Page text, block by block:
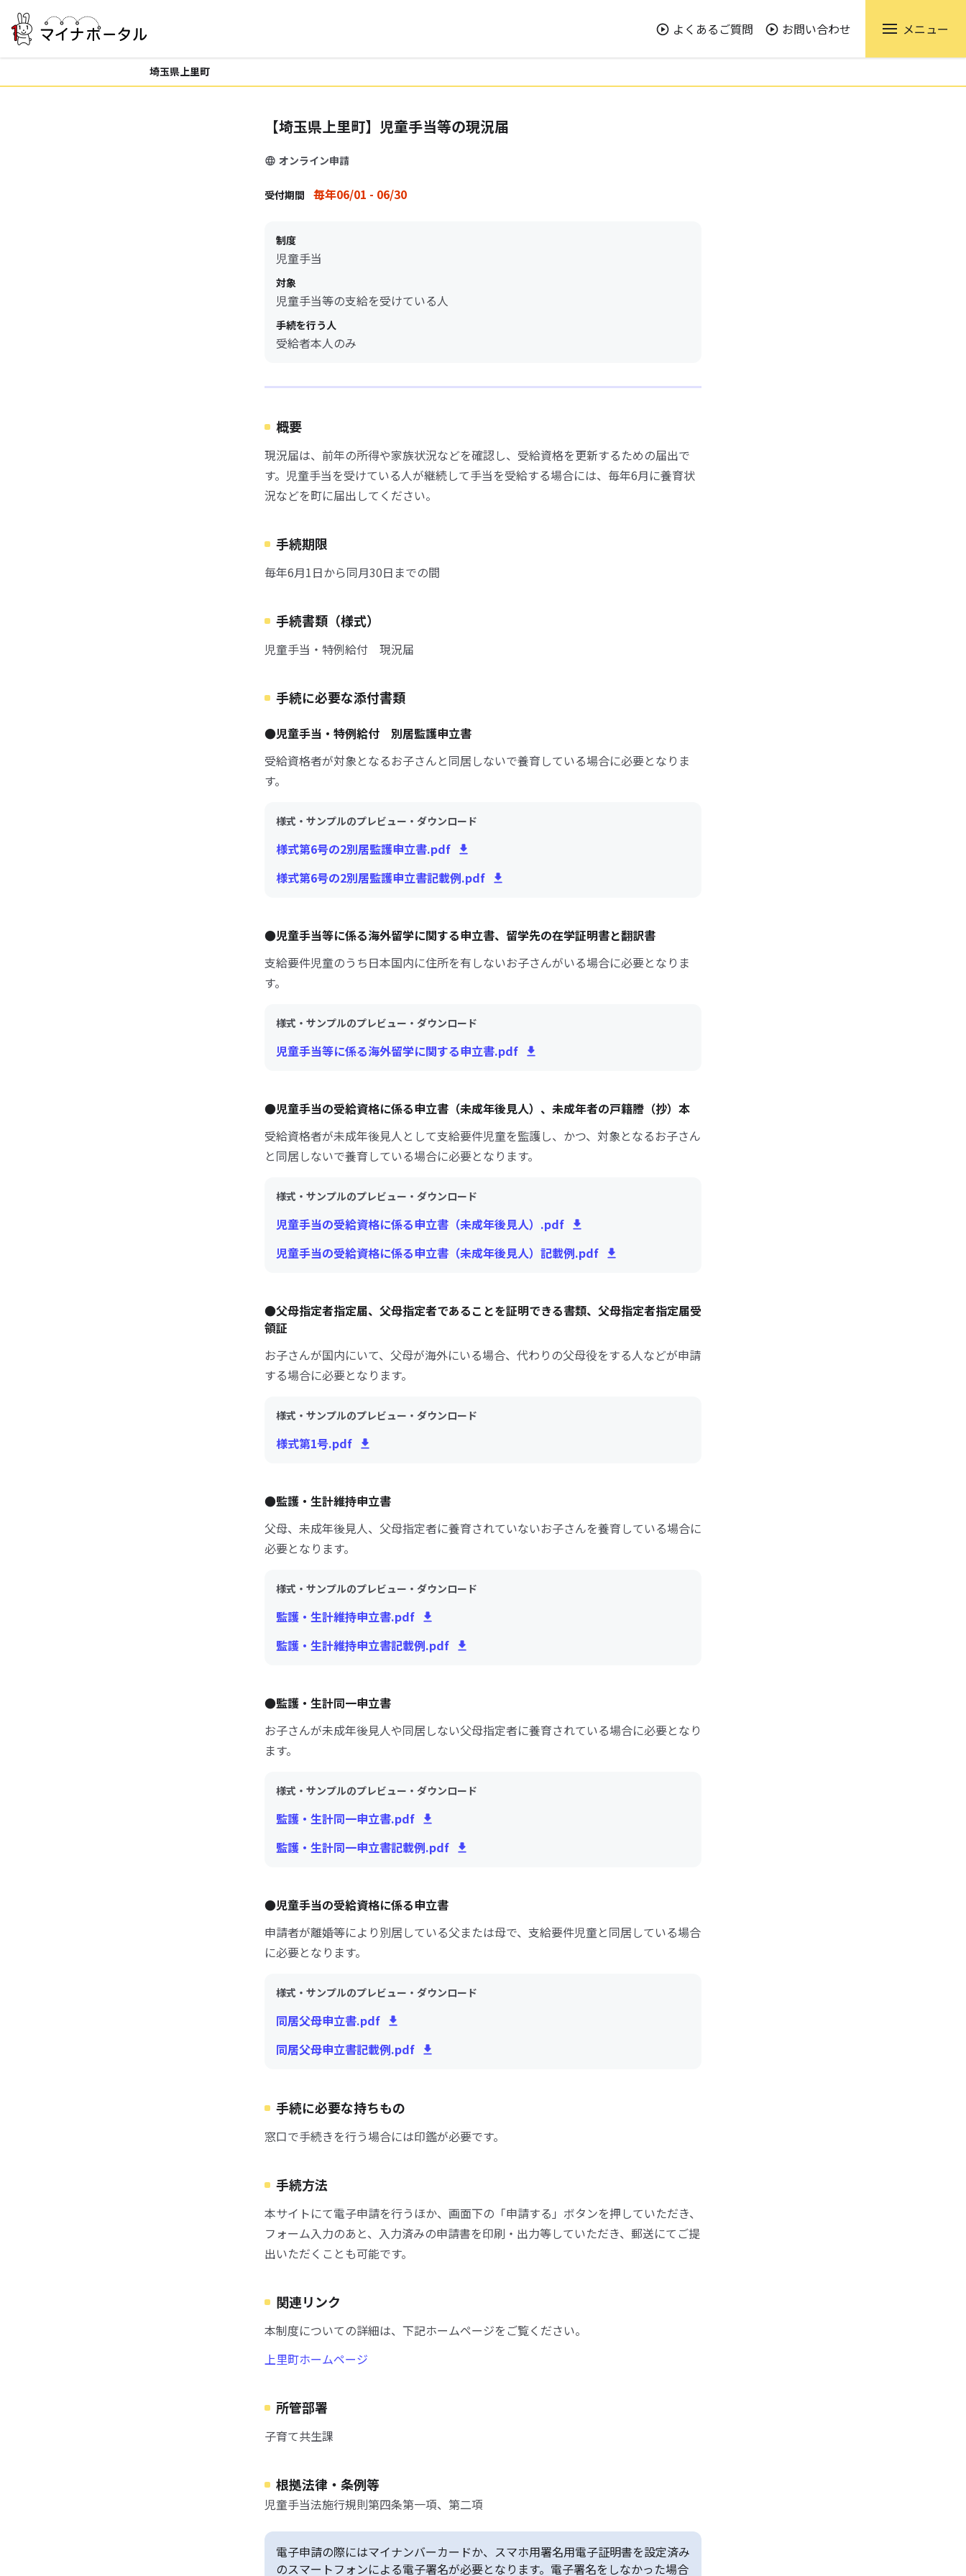
よくあるご質問 お問い合わせ メニュー
埼玉県上里町
【埼玉県上里町】児童手当等の現況届
オンライン申請
受付期間 毎年06/01 - 06/30
制度
児童手当
対象
児童手当等の支給を受けている人
手続を行う人
受給者本人のみ
概要
現況届は、前年の所得や家族状況などを確認し、受給資格を更新するための届出で
す。児童手当を受けている人が継続して手当を受給する場合には、毎年6月に養育状
況などを町に届出してください。
手続期限
毎年6月1日から同月30日までの間
手続書類（様式）
児童手当・特例給付 現況届
手続に必要な添付書類
●児童手当・特例給付 別居監護申立書
受給資格者が対象となるお子さんと同居しないで養育している場合に必要となりま
す。
様式・サンプルのプレビュー・ダウンロード
様式第6号の2別居監護申立書.pdf
様式第6号の2別居監護申立書記載例.pdf
●児童手当等に係る海外留学に関する申立書、留学先の在学証明書と翻訳書
支給要件児童のうち日本国内に住所を有しないお子さんがいる場合に必要となりま
す。
様式・サンプルのプレビュー・ダウンロード
児童手当等に係る海外留学に関する申立書.pdf
●児童手当の受給資格に係る申立書（未成年後見人）、未成年者の戸籍謄（抄）本
受給資格者が未成年後見人として支給要件児童を監護し、かつ、対象となるお子さん
と同居しないで養育している場合に必要となります。
様式・サンプルのプレビュー・ダウンロード
児童手当の受給資格に係る申立書（未成年後見人）.pdf
児童手当の受給資格に係る申立書（未成年後見人）記載例.pdf
●父母指定者指定届、父母指定者であることを証明できる書類、父母指定者指定届受
領証
お子さんが国内にいて、父母が海外にいる場合、代わりの父母役をする人などが申請
する場合に必要となります。
様式・サンプルのプレビュー・ダウンロード
様式第1号.pdf
●監護・生計維持申立書
父母、未成年後見人、父母指定者に養育されていないお子さんを養育している場合に
必要となります。
様式・サンプルのプレビュー・ダウンロード
監護・生計維持申立書.pdf
監護・生計維持申立書記載例.pdf
●監護・生計同一申立書
お子さんが未成年後見人や同居しない父母指定者に養育されている場合に必要となり
ます。
様式・サンプルのプレビュー・ダウンロード
監護・生計同一申立書.pdf
監護・生計同一申立書記載例.pdf
●児童手当の受給資格に係る申立書
申請者が離婚等により別居している父または母で、支給要件児童と同居している場合
に必要となります。
様式・サンプルのプレビュー・ダウンロード
同居父母申立書.pdf
同居父母申立書記載例.pdf
手続に必要な持ちもの
窓口で手続きを行う場合には印鑑が必要です。
手続方法
本サイトにて電子申請を行うほか、画面下の「申請する」ボタンを押していただき、
フォーム入力のあと、入力済みの申請書を印刷・出力等していただき、郵送にてご提
出いただくことも可能です。
関連リンク
本制度についての詳細は、下記ホームページをご覧ください。
上里町ホームページ
所管部署
子育て共生課
根拠法律・条例等
児童手当法施行規則第四条第一項、第二項
電子申請の際にはマイナンバーカードか、スマホ用署名用電子証明書を設定済み
のスマートフォンによる電子署名が必要となります。電子署名をしなかった場合